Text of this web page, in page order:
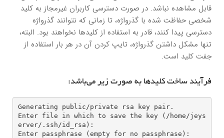
قابل مشاهده نباشد. در صورت دسترسی کاربران غیرمجاز به کلید
شخصی حفاظت شده با گذرواژه، تا زمانی که نتوانند گذرواژه
دسترسی پیدا کنند، قادر به استفاده از کلیدها نخواهند بود. البته،
تنها مشکل داشتن گذرواژه، تایپ کردن آن در هر بار استفاده از
جفت کلید است.
فرآیند ساخت کلیدها به صورت زیر می‌باشد:
Generating public/private rsa key pair.
Enter file in which to save the key (/home/jeys
erver/.ssh/id_rsa):
Enter passphrase (empty for no passphrase):